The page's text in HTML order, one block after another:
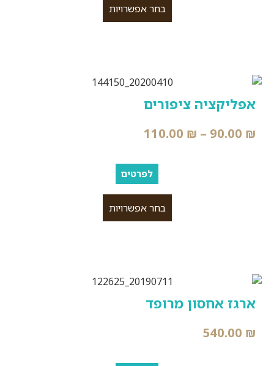
בחר אפשרויות
אפליקציה ציפורים
90.00 ₪
–
110.00 ₪
לפרטים
בחר אפשרויות
ארגז אחסון מרופד
540.00 ₪